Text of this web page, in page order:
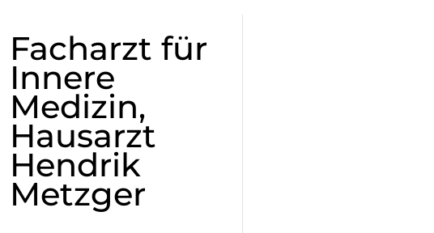
Facharzt für
Innere
Medizin,
Hausarzt
Hendrik
Metzger